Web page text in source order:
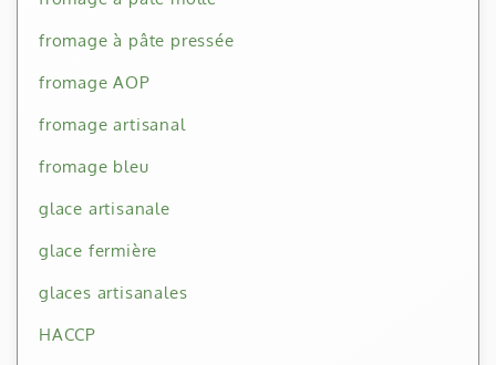
fromage à pâte pressée
fromage AOP
fromage artisanal
fromage bleu
glace artisanale
glace fermière
glaces artisanales
HACCP